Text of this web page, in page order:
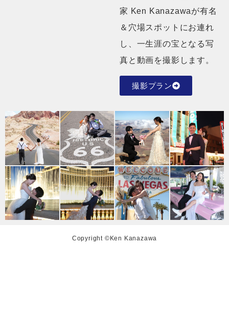
家 Ken Kanazawaが有名
＆穴場スポットにお連れ
し、一生涯の宝となる写
真と動画を撮影します。
撮影プラン
Copyright ©Ken Kanazawa